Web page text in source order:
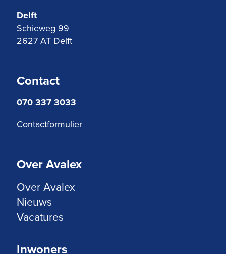
Delft
Schieweg 99
2627 AT Delft
Contact
070 337 3033
Contactformulier
Over Avalex
Over Avalex
Nieuws
Vacatures
Inwoners